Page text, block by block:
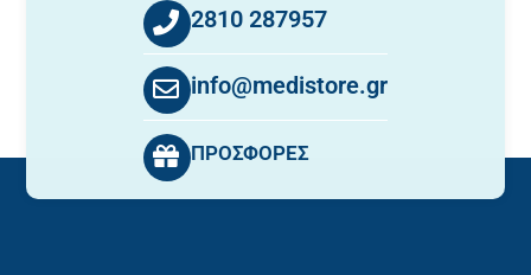
2810 287957
info@medistore.gr
ΠΡΟΣΦΟΡΕΣ